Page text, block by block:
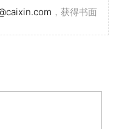
，获得书面